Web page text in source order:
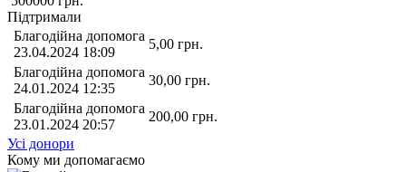
Підтримали
Благодійна допомога
23.04.2024 18:09
5,00 грн.
Благодійна допомога
24.01.2024 12:35
30,00 грн.
Благодійна допомога
23.01.2024 20:57
200,00 грн.
Усі донори
Кому ми допомагаємо